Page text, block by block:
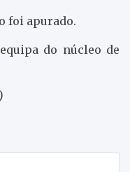
foi apurado.
do núcleo de